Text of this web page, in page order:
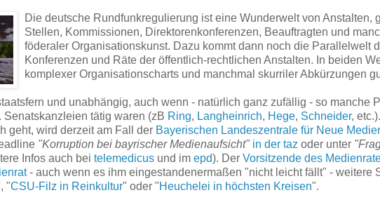
Die deutsche Rundfunkregulierung ist eine Wunderwelt von Anstalten,
Stellen, Kommissionen, Direktorenkonferenzen, Beauftragten und
föderaler Organisationskunst. Dazu kommt dann noch die Parallelwelt
Konferenzen und Räte der öffentlich-rechtlichen Anstalten. In beiden
komplexer Organisationscharts und manchmal skurriler Abkürzungen
und unabhängig, auch wenn - natürlich ganz zufällig - so manche
Senatskanzleien tätig waren (zB Ring, Langheinrich, Hege, Schneider,
geht, wird derzeit am Fall der Bayerischen Landeszentrale für Neue
"Korruption bei bayrischer Medienaufsicht" in der taz oder unter
Infos auch bei telemedicus und im epd). Der Vorsitzende des
- auch wenn es ihm eingestandenermaßen "nicht leicht fällt" - weitere
"CSU-Filz in Reinkultur" oder "Heuchelei in höchsten Kreisen".